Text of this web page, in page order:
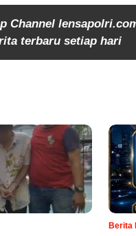
Channel
terbaru setiap hari
Berita